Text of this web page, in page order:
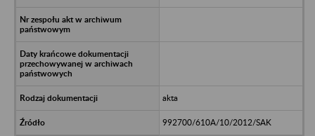
akta
992700/610A/10/2012/SAK